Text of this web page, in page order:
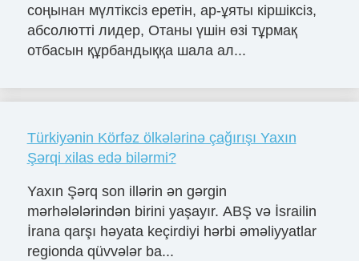
соңынан мүлтіксіз еретін, ар-ұяты кіршіксіз,
абсолютті лидер, Отаны үшін өзі тұрмақ
отбасын құрбандыққа шала ал...
Türkiyənin Körfəz ölkələrinə çağırışı Yaxın
Şərqi xilas edə bilərmi?
Yaxın Şərq son illərin ən gərgin
mərhələlərindən birini yaşayır. ABŞ və İsrailin
İrana qarşı həyata keçirdiyi hərbi əməliyyatlar
regionda qüvvələr ba...